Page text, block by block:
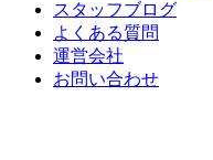
スタッフブログ
よくある質問
運営会社
お問い合わせ